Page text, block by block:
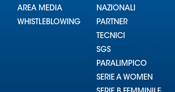
AREA MEDIA
WHISTLEBLOWING
NAZIONALI
PARTNER
TECNICI
SGS
PARALIMPICO
SERIE A WOMEN